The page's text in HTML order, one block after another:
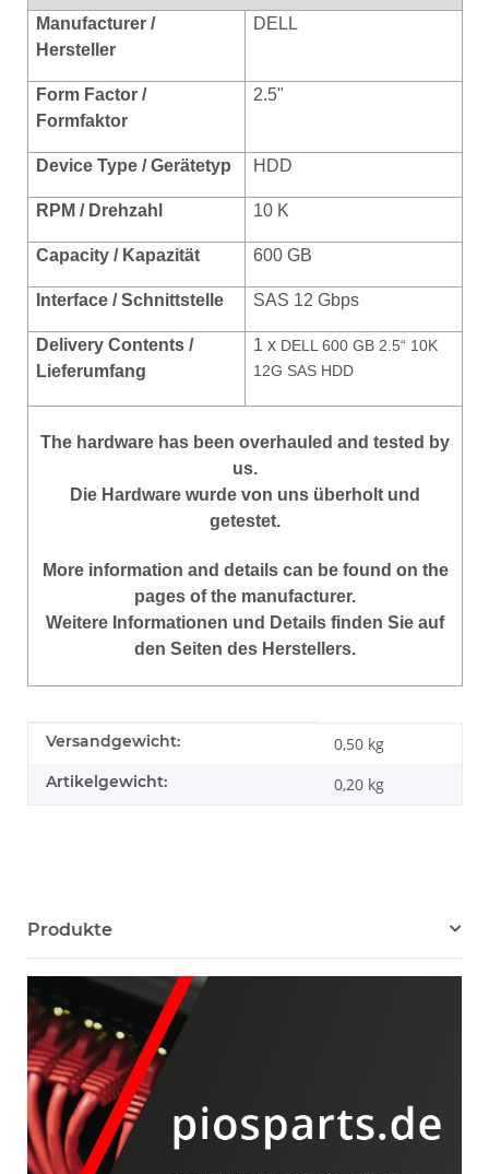
Manufacturer /
Hersteller
DELL
Form Factor /
Formfaktor
2.5"
Device Type / Gerätetyp HDD
RPM / Drehzahl 10 K
Capacity / Kapazität 600 GB
Interface / Schnittstelle SAS 12 Gbps
Delivery Contents /
Lieferumfang
1 x DELL 600 GB 2.5“ 10K
12G SAS HDD
The hardware has been overhauled and tested by
us.
Die Hardware wurde von uns überholt und
getestet.
More information and details can be found on the
pages of the manufacturer.
Weitere Informationen und Details finden Sie auf
den Seiten des Herstellers.
Produkteigenschaft
Wert
Versandgewicht: 0,50 kg
Artikelgewicht: 0,20 kg
Produkte